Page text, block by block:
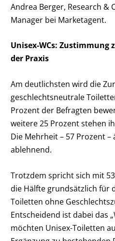
Andrea Berger, Research &
Manager bei Marketagent.
Unisex-WCs: Zustimmung
der Praxis
Am deutlichsten wird die
geschlechtsneutrale
Prozent der Befragten
weitere 25 Prozent stehen
Die Mehrheit – 57 Prozent
ablehnend.
Trotzdem spricht sich mit
die Hälfte grundsätzlich für
Toiletten ohne
Entscheidend ist dabei das
möchten Unisex-Toiletten